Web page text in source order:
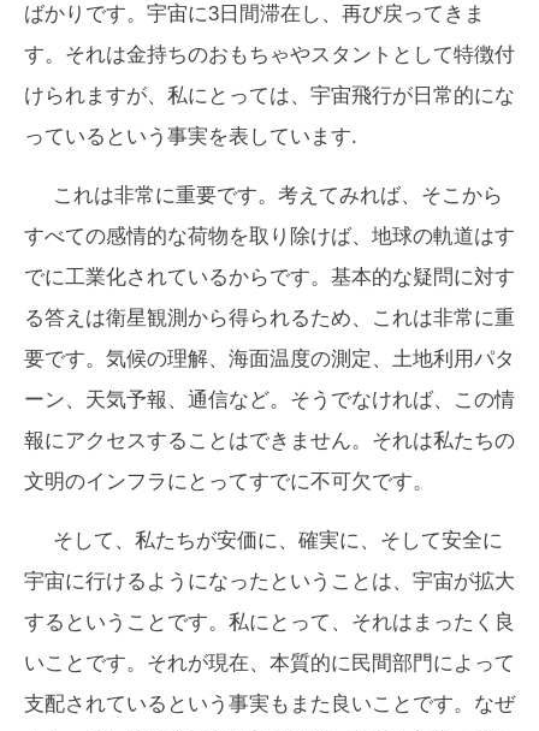
ばかりです。宇宙に3日間滞在し、再び戻ってきま
す。それは金持ちのおもちゃやスタントとして特徴付
けられますが、私にとっては、宇宙飛行が日常的にな
っているという事実を表しています.
これは非常に重要です。考えてみれば、そこから
すべての感情的な荷物を取り除けば、地球の軌道はす
でに工業化されているからです。基本的な疑問に対す
る答えは衛星観測から得られるため、これは非常に重
要です。気候の理解、海面温度の測定、土地利用パタ
ーン、天気予報、通信など。そうでなければ、この情
報にアクセスすることはできません。それは私たちの
文明のインフラにとってすでに不可欠です。
そして、私たちが安価に、確実に、そして安全に
宇宙に行けるようになったということは、宇宙が拡大
するということです。私にとって、それはまったく良
いことです。それが現在、本質的に民間部門によって
支配されているという事実もまた良いことです。なぜ